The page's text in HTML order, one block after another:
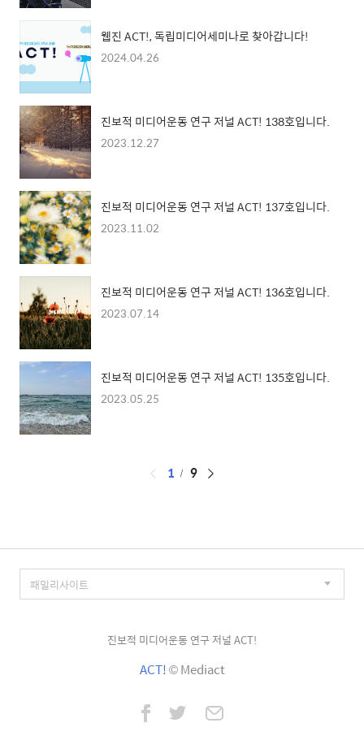
웹진 ACT!, 독립미디어세미나로 찾아갑니다!
2024.04.26
진보적 미디어운동 연구 저널 ACT! 138호입니다.
2023.12.27
진보적 미디어운동 연구 저널 ACT! 137호입니다.
2023.11.02
진보적 미디어운동 연구 저널 ACT! 136호입니다.
2023.07.14
진보적 미디어운동 연구 저널 ACT! 135호입니다.
2023.05.25
페
1 9
진보적 미디어운동 연구 저널 ACT!
ACT!© Mediact